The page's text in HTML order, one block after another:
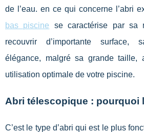
de l’eau. en ce qui concerne l’abri
bas piscine se caractérise par sa
recouvrir d’importante surface,
élégance, malgré sa grande taille,
utilisation optimale de votre piscine.
Abri télescopique : pourquoi
C’est le type d’abri qui est le plus